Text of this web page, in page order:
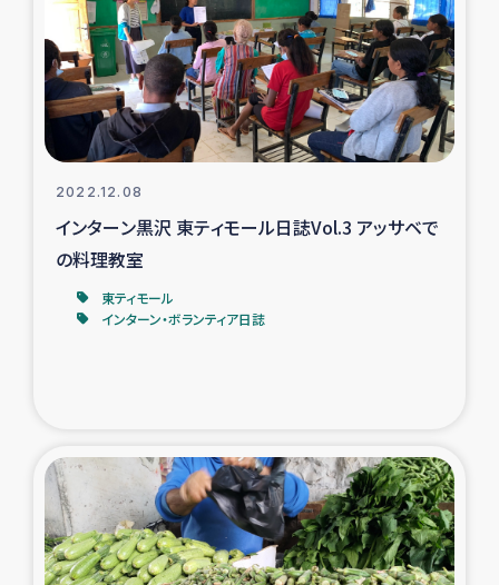
カカオ生産者支援事業
シリア国内避難民・帰還民の生活再建支援
トルコにおけるシリア難民支援事業
インドネシア中部 スラウェシの地震・津波被災者支援
スリランカ南部洪水被災者支援
スリランカの南北女性をつなぐサリー・リサイクル・プロ
ジェクト
2022.12.08
インターン黒沢 東ティモール日誌Vol.3 アッサベで
の料理教室
東ティモール
インターン・ボランティア日誌